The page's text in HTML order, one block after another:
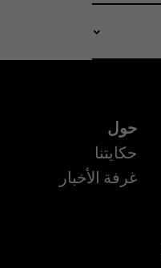
حول
حكايتنا
غرفة الأخبار